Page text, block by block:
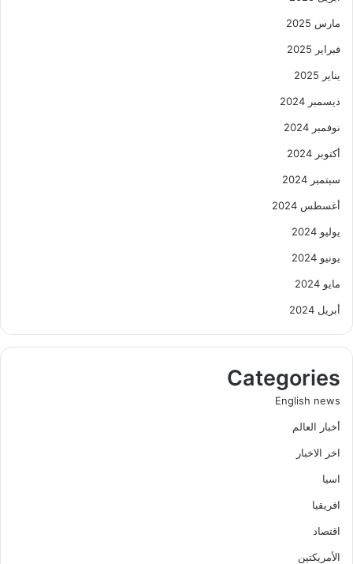
مارس 2025
فبراير 2025
يناير 2025
ديسمبر 2024
نوفمبر 2024
أكتوبر 2024
سبتمبر 2024
أغسطس 2024
يوليو 2024
يونيو 2024
مايو 2024
أبريل 2024
Categories
English news
أخبار العالم
اخر الاخبار
اسيا
افريقيا
اقتصاد
الأمريكتين